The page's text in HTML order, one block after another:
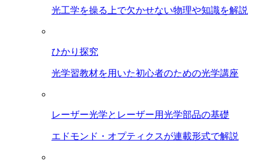
光工学を操る上で欠かせない物理や知識を解説
ひかり探究
光学習教材を用いた初心者のための光学講座
レーザー光学とレーザー用光学部品の基礎
エドモンド・オプティクスが連載形式で解説